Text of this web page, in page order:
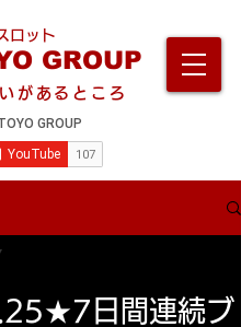
ロット
GROUP
があるところ
日間連続ブ